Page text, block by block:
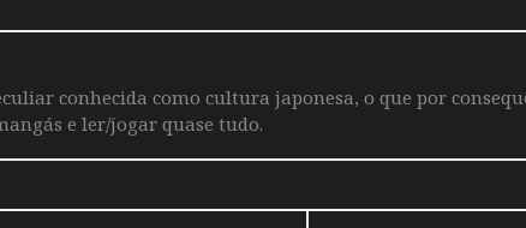
conhecida como cultura japonesa, o que por
e ler/jogar quase tudo.